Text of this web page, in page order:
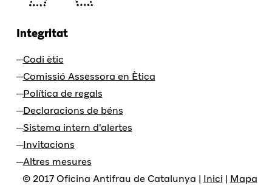
Integritat
Codi ètic
Comissió Assessora en Ètica
Política de regals
Declaracions de béns
Sistema intern d'alertes
Invitacions
Altres mesures
© 2017 Oficina Antifrau de Catalunya | Inici | Mapa